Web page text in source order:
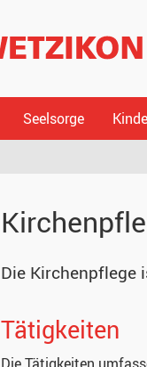
Seelsorge
Die Kirchenpflege
Tätigkeiten